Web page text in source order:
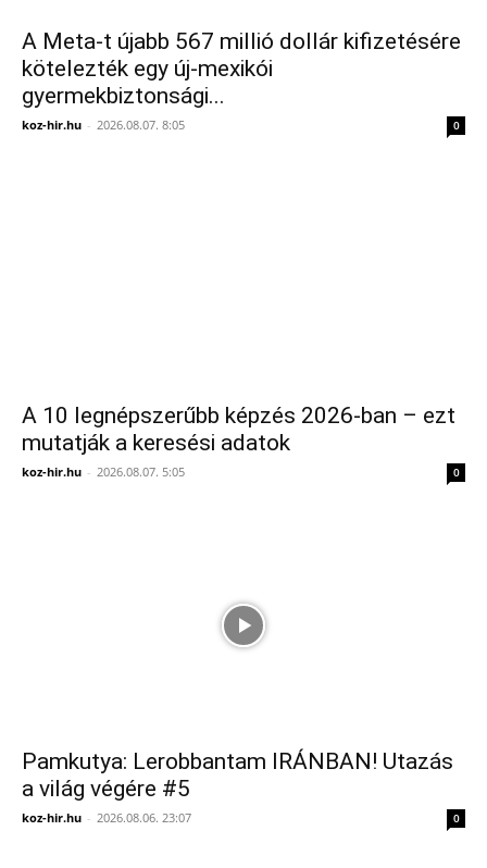
A Meta-t újabb 567 millió dollár kifizetésére
kötelezték egy új-mexikói
gyermekbiztonsági...
koz-hir.hu - 2026.08.07. 8:05 0
A 10 legnépszerűbb képzés 2026-ban – ezt
mutatják a keresési adatok
koz-hir.hu - 2026.08.07. 5:05 0
Pamkutya: Lerobbantam IRÁNBAN! Utazás
a világ végére #5
koz-hir.hu - 2026.08.06. 23:07 0